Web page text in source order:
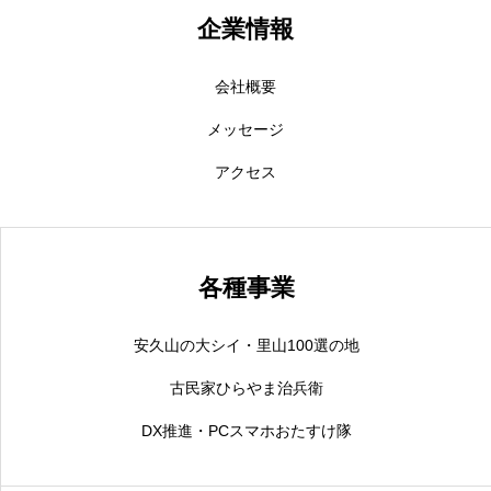
企業情報
会社概要
メッセージ
アクセス
各種事業
安久山の大シイ・里山100選の地
古民家ひらやま治兵衛
DX推進・PCスマホおたすけ隊